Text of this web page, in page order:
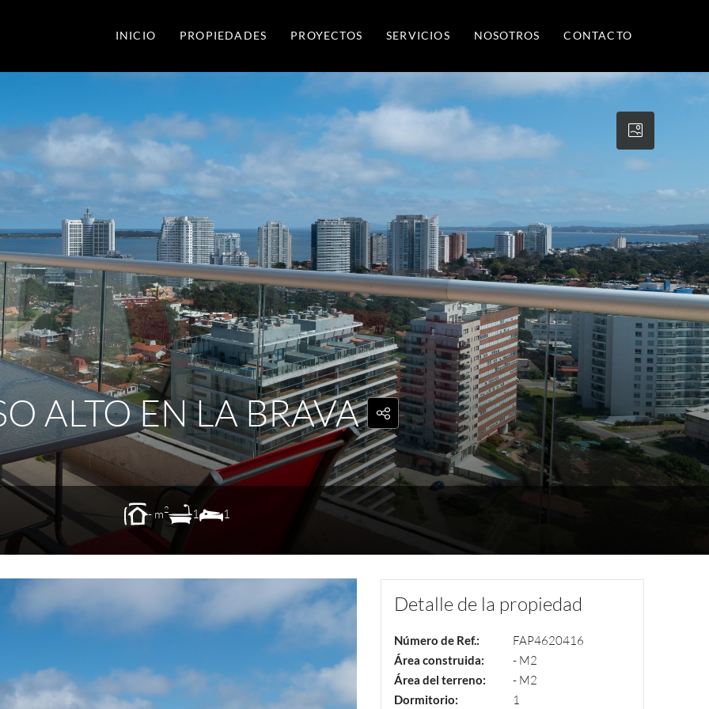
INICIO PROPIEDADES PROYECTOS SERVICIOS NOSOTROS CONTACTO
ALTO EN LA BRAVA
- m2 1 1
Detalle de la propiedad
Número de Ref.: FAP4620416
Área construida: - M2
Área del terreno: - M2
Dormitorio: 1